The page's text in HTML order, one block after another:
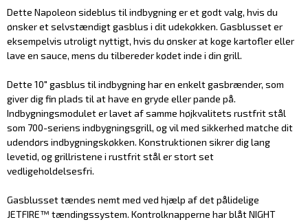
Dette Napoleon sideblus til indbygning er et godt valg, hvis du
ønsker et selvstændigt gasblus i dit udekøkken. Gasblusset er
eksempelvis utroligt nyttigt, hvis du ønsker at koge kartofler eller
lave en sauce, mens du tilbereder kødet inde i din grill.
Dette 10" gasblus til indbygning har en enkelt gasbrænder, som
giver dig fin plads til at have en gryde eller pande på.
Indbygningsmodulet er lavet af samme højkvalitets rustfrit stål
som 700-seriens indbygningsgrill, og vil med sikkerhed matche dit
udendørs indbygningskøkken. Konstruktionen sikrer dig lang
levetid, og grillristene i rustfrit stål er stort set
vedligeholdelsesfri.
Gasblusset tændes nemt med ved hjælp af det pålidelige
JETFIRE™ tændingssystem. Kontrolknapperne har blåt NIGHT